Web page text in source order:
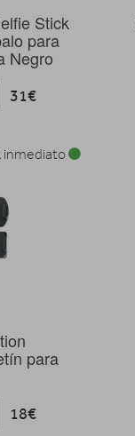
Stick
para
Negro
31€
para
18€
inmediato